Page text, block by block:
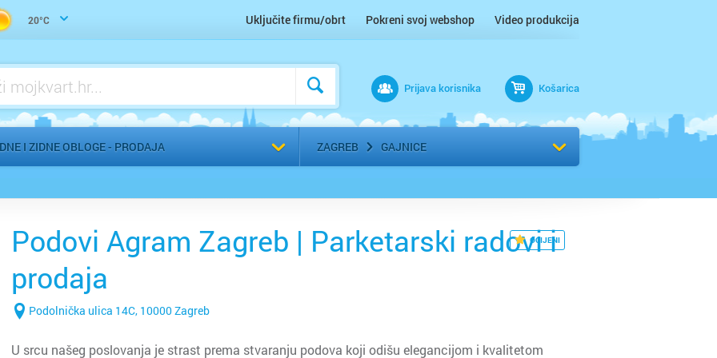
20°C Uključite firmu/obrt Pokreni svoj webshop Video produkcija
Prijava korisnika Košarica
I ZIDNE OBLOGE - PRODAJA
Voda, vodoinstalater, vodovod, kanalizacija - servis
ZAGREB GAJNICE
Odaberi grad
OCIJENI
Podovi Agram Zagreb | Parketarski radovi i
prodaja
Podolnička ulica 14C, 10000 Zagreb
U srcu našeg poslovanja je strast prema stvaranju podova koji odišu elegancijom i kvalitetom